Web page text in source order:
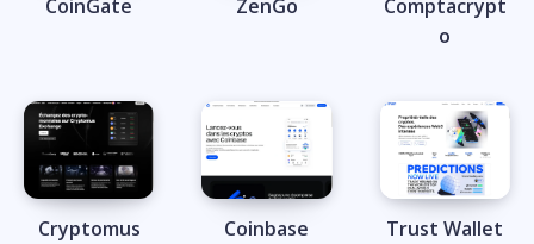
CoinGate ZenGo
Comptacrypt
o
Cryptomus Coinbase Trust Wallet